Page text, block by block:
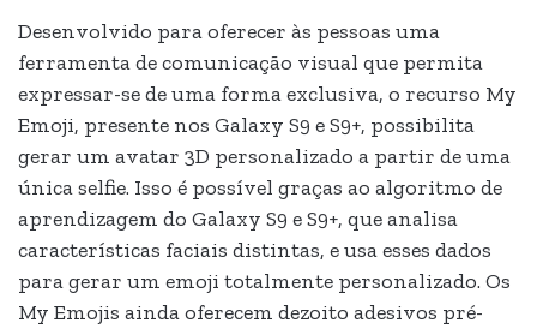
Desenvolvido para oferecer às pessoas uma
ferramenta de comunicação visual que permita
expressar-se de uma forma exclusiva, o recurso My
Emoji, presente nos Galaxy S9 e S9+, possibilita
gerar um avatar 3D personalizado a partir de uma
única selfie. Isso é possível graças ao algoritmo de
aprendizagem do Galaxy S9 e S9+, que analisa
características faciais distintas, e usa esses dados
para gerar um emoji totalmente personalizado. Os
My Emojis ainda oferecem dezoito adesivos pré-